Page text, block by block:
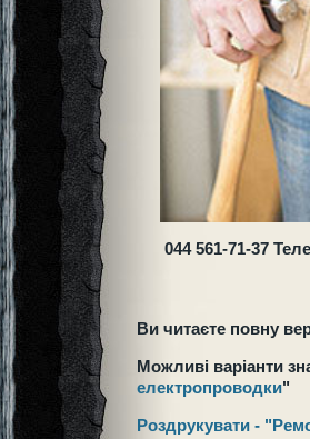
044 561-71-37
Ви читаєте повну
Можливі варіанти
електропроводки"
Роздрукувати -